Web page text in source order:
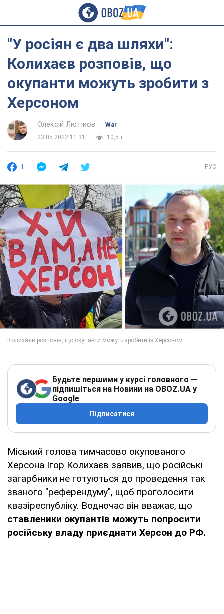
"У росіян є два шляхи":
Колихаєв розповів, що
окупанти можуть зробити з
Херсоном
Олексій Лютіков
War
23.05.2022 11:31
10,5 т.
1 РУС
Будьте першими у курсі головного —
підпишіться на Новини на OBOZ.UA у
Google
Підписатися
Міський голова тимчасово окупованого
Херсона Ігор Колихаєв заявив, що російські
загарбники не готуються до проведення так
званого "референдуму", щоб проголосити
квазіреспубліку. Водночас він вважає, що
ставленики окупантів можуть попросити
російську владу приєднати Херсон до РФ.